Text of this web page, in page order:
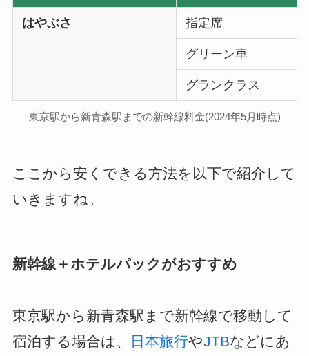
はやぶさ 指定席
グリーン車
グランクラス
東京駅から新青森駅までの新幹線料金(2024年5月時点)
ここから安くできる方法を以下で紹介して
いきますね。
新幹線＋ホテルパックがおすすめ
東京駅から新青森駅まで新幹線で移動して
宿泊する場合は、
日本旅行やJTBなどにあ